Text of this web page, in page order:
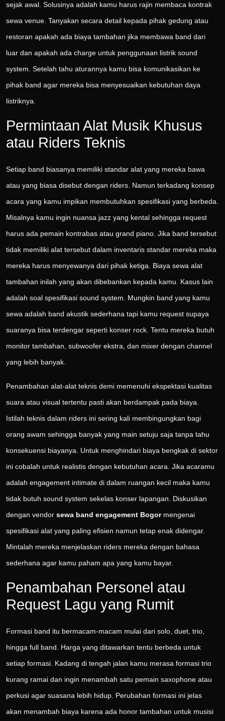
sejak awal. Solusinya adalah kamu harus rajin membaca kontrak
sewa venue. Tanyakan secara detail kepada pihak gedung atau
restoran apakah ada biaya tambahan jika membawa band dari
luar dan apakah ada charge untuk penggunaan listrik sound
system. Setelah tahu aturannya kamu bisa komunikasikan ke
pihak band agar mereka bisa menyesuaikan kebutuhan daya
listriknya.
Permintaan Alat Musik Khusus
atau Riders Teknis
Setiap band biasanya memiliki standar alat yang mereka bawa
atau yang biasa disebut dengan riders. Namun terkadang konsep
acara yang kamu impikan membutuhkan spesifikasi yang berbeda.
Misalnya kamu ingin nuansa jazz yang kental sehingga request
harus ada pemain kontrabas atau grand piano. Jika band tersebut
tidak memiliki alat tersebut dalam inventaris standar mereka maka
mereka harus menyewanya dari pihak ketiga. Biaya sewa alat
tambahan inilah yang akan dibebankan kepada kamu. Kasus lain
adalah soal spesifikasi sound system. Mungkin band yang kamu
sewa adalah band akustik sederhana tapi kamu request supaya
suaranya bisa terdengar seperti konser rock. Tentu mereka butuh
monitor tambahan, subwoofer ekstra, dan mixer dengan channel
yang lebih banyak.
Penambahan alat-alat teknis demi memenuhi ekspektasi kualitas
suara atau visual tertentu pasti akan berdampak pada biaya.
Istilah teknis dalam riders ini sering kali membingungkan bagi
orang awam sehingga banyak yang main setuju saja tanpa tahu
konsekuensi biayanya. Untuk menghindari biaya bengkak di sektor
ini cobalah untuk realistis dengan kebutuhan acara. Jika acaramu
adalah engagement intimate di dalam ruangan kecil maka kamu
tidak butuh sound system sekelas konser lapangan. Diskusikan
dengan vendor sewa band engagement Bogormengenai
spesifikasi alat yang paling efisien namun tetap enak didengar.
Mintalah mereka menjelaskan riders mereka dengan bahasa
sederhana agar kamu paham apa yang kamu bayar.
Penambahan Personel atau
Request Lagu yang Rumit
Formasi band itu bermacam-macam mulai dari solo, duet, trio,
hingga full band. Harga yang ditawarkan tentu berbeda untuk
setiap formasi. Kadang di tengah jalan kamu merasa formasi trio
kurang ramai dan ingin menambah satu pemain saxophone atau
perkusi agar suasana lebih hidup. Perubahan formasi ini jelas
akan menambah biaya karena ada honor tambahan untuk musisi